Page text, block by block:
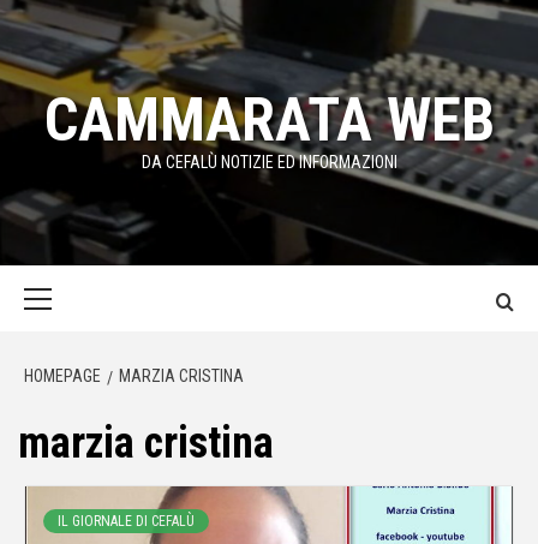
Passa
contenuto
CAMMARATA WEB
DA CEFALÙ NOTIZIE ED INFORMAZIONI
HOMEPAGE MARZIA CRISTINA
marzia cristina
IL GIORNALE DI CEFALÙ